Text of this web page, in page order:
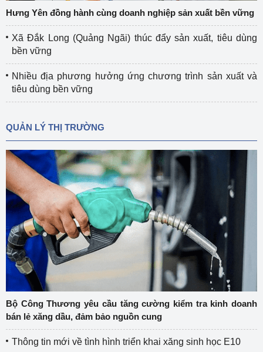
Hưng Yên đồng hành cùng doanh nghiệp sản xuất bền vững
Xã Đắk Long (Quảng Ngãi) thúc đẩy sản xuất, tiêu dùng
bền vững
Nhiều địa phương hưởng ứng chương trình sản xuất và
tiêu dùng bền vững
QUẢN LÝ THỊ TRƯỜNG
Bộ Công Thương yêu cầu tăng cường kiểm tra kinh doanh
bán lẻ xăng dầu, đảm bảo nguồn cung
Thông tin mới về tình hình triển khai xăng sinh học E10